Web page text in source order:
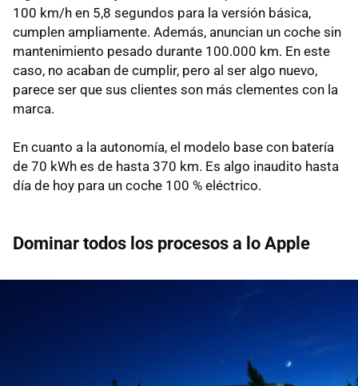
100 km/h en 5,8 segundos para la versión básica,
cumplen ampliamente. Además, anuncian un coche sin
mantenimiento pesado durante 100.000 km. En este
caso, no acaban de cumplir, pero al ser algo nuevo,
parece ser que sus clientes son más clementes con la
marca.
En cuanto a la autonomía, el modelo base con batería
de 70 kWh es de hasta 370 km. Es algo inaudito hasta
día de hoy para un coche 100 % eléctrico.
Dominar todos los procesos a lo Apple